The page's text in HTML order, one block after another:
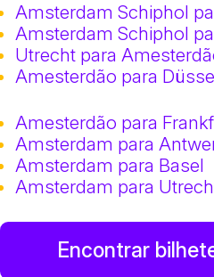
Amsterdam Schiphol
Amsterdam Schiphol
Utrecht para
Amesterdão para
Amesterdão para
Amsterdam para
Amsterdam para Basel
Amsterdam para
Encontrar